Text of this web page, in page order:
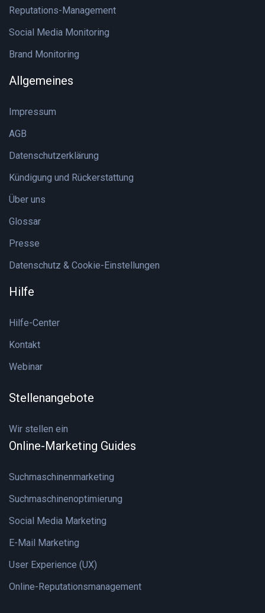
Reputations-Management
Social Media Monitoring
Brand Monitoring
Allgemeines
Impressum
AGB
Datenschutzerklärung
Kündigung und Rückerstattung
Über uns
Glossar
Presse
Datenschutz & Cookie-Einstellungen
Hilfe
Hilfe-Center
Kontakt
Webinar
Stellenangebote
Wir stellen ein
Online-Marketing Guides
Suchmaschinenmarketing
Suchmaschinenoptimierung
Social Media Marketing
E-Mail Marketing
User Experience (UX)
Online-Reputationsmanagement